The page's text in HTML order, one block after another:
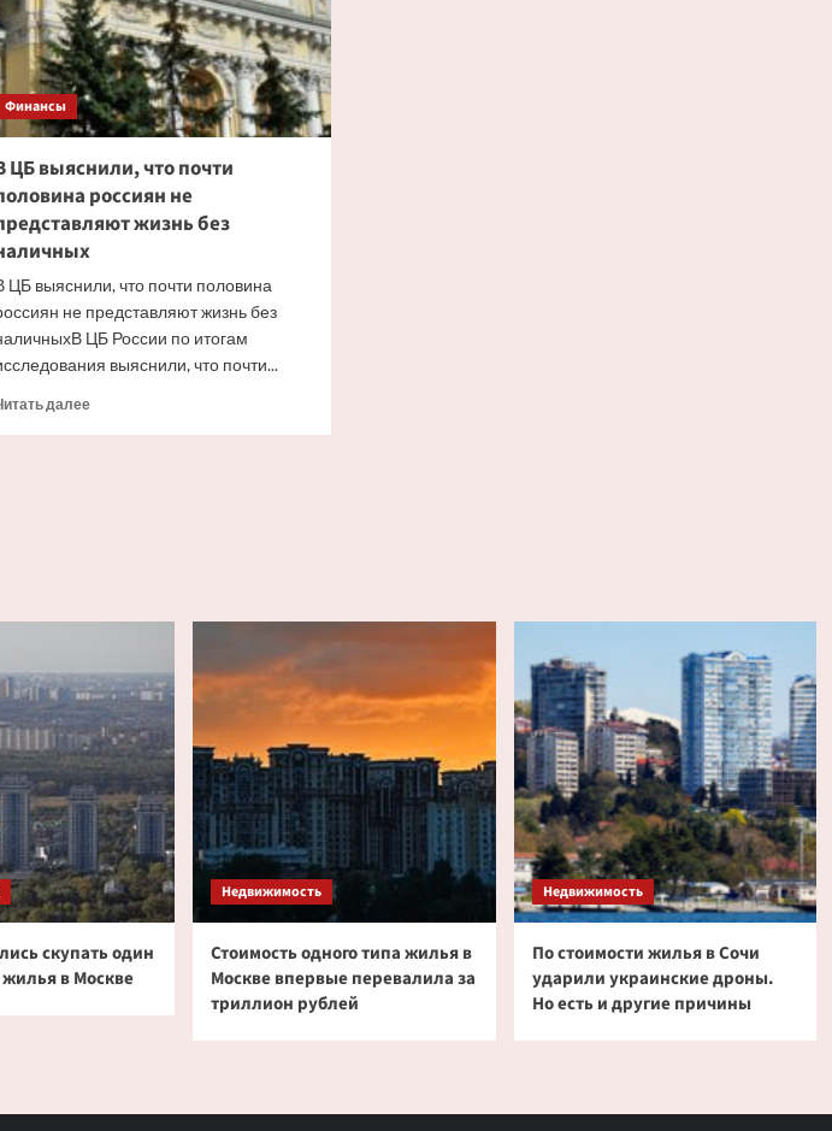
Финансы
ЦБ выяснили, что почти
россиян не
жизнь без
ЦБ выяснили, что почти половина
не представляют жизнь без
ЦБ России по итогам
выяснили, что почти...
далееПрочитать
жизнь
без
наличных
скупать один
жилья в Москве
Недвижимость
Стоимость одного типа жилья в
Москве впервые перевалила за
триллион рублей
Недвижимость
По стоимости жилья в Сочи
ударили украинские дроны.
Но есть и другие причины